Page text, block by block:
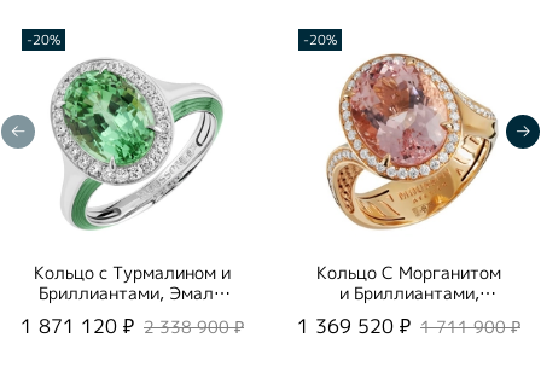
-20%
Кольцо с Турмалином и
Бриллиантами, Эмаль,
R0143-01/1
1 871 120 ₽ 2 338 900 ₽
-20%
Кольцо С Морганитом
и Бриллиантами,
R0144-2/4
1 369 520 ₽ 1 711 900 ₽